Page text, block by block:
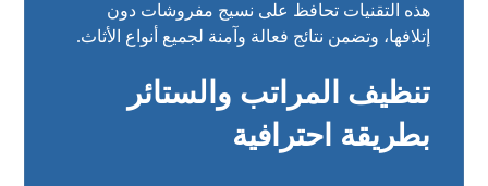
هذه التقنيات تحافظ على نسيج مفروشات دون
إتلافها، وتضمن نتائج فعالة وآمنة لجميع أنواع الأثاث.
تنظيف المراتب والستائر
بطريقة احترافية